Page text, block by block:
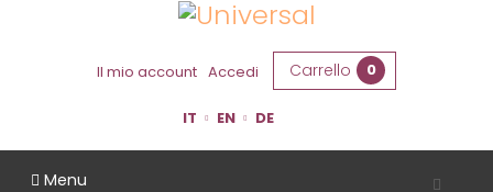
Il mio account Accedi Carrello 0
IT EN DE
Menu